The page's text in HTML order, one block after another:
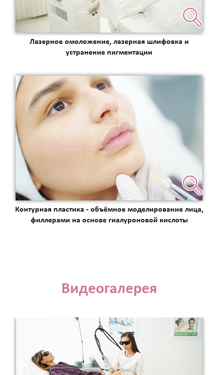
Лазерное омоложение, лазерная шлифовка и
устранение пигментации
Контурная пластика - объёмное моделирование лица,
филлерами на основе гиалуроновой кислоты
Видеогалерея